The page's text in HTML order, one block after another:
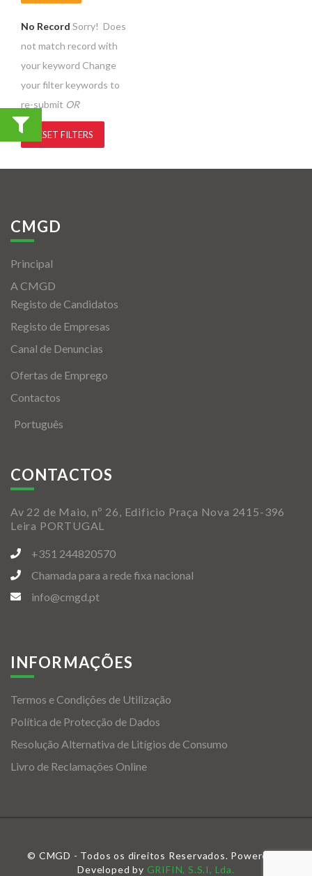
No Record Sorry! Does
not match record with
your keyword Change
your filter keywords to
re-submit OR
RESET FILTERS
CMGD
Principal
A CMGD
Registo de Candidatos
Registo de Empresas
Canal de Denuncias
Ofertas de Emprego
Contactos
Português
CONTACTOS
Av 22 de Maio, nº 26, Edificio Praça Nova 2415-396
Leira PORTUGAL
+351 244820570
Chamada para a rede fixa nacional
info@cmgd.pt
INFORMAÇÕES
Termos e Condições de Utilização
Política de Protecção de Dados
Resolução Alternativa de Litígios de Consumo
Livro de Reclamações Online
© CMGD - Todos os direitos Reservados. Powered &
Developed by GRIFIN, S.S.I, Lda.